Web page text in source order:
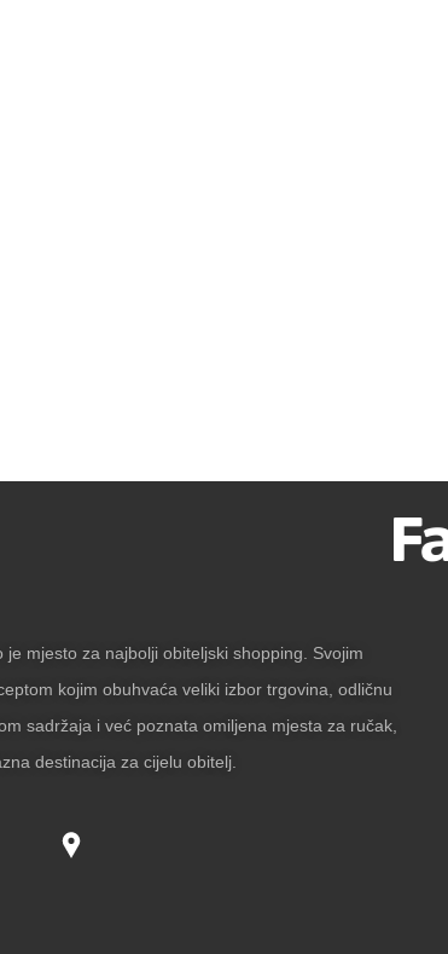
je mjesto za najbolji obiteljski shopping. Svojim
kojim obuhvaća veliki izbor trgovina, odličnu
sadržaja i već poznata omiljena mjesta za ručak,
destinacija za cijelu obitelj.